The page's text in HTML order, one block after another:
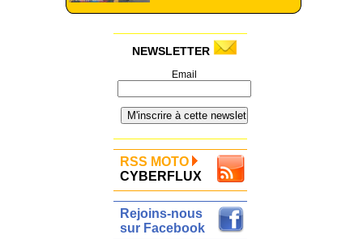
NEWSLETTER
Email
RSS MOTO
CYBERFLUX
Rejoins-nous
sur Facebook